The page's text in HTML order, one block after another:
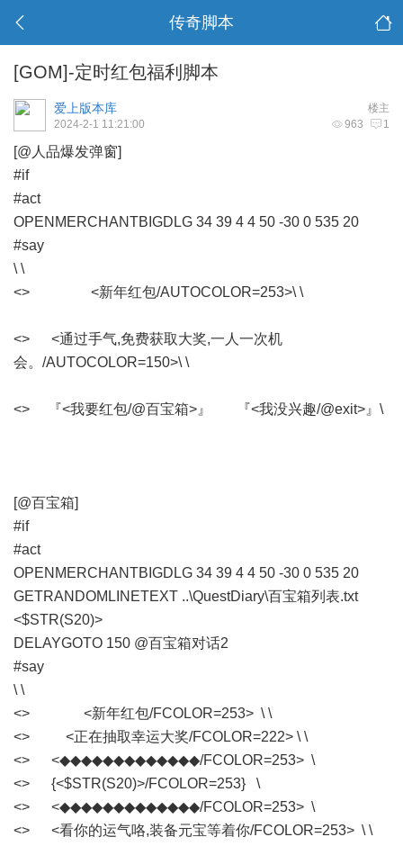
传奇脚本
[GOM]-定时红包福利脚本
楼主
爱上版本库
963 1
2024-2-1 11:21:00
[@人品爆发弹窗]
#if
#act
OPENMERCHANTBIGDLG 34 39 4 4 50 -30 0 535 20
#say
\ \
<> <新年红包/AUTOCOLOR=253>\ \
<> <通过手气,免费获取大奖,一人一次机
会。/AUTOCOLOR=150>\ \
<> 『<我要红包/@百宝箱>』 『<我没兴趣/@exit>』\
[@百宝箱]
#if
#act
OPENMERCHANTBIGDLG 34 39 4 4 50 -30 0 535 20
GETRANDOMLINETEXT ..\QuestDiary\百宝箱列表.txt
<$STR(S20)>
DELAYGOTO 150 @百宝箱对话2
#say
\ \
<> <新年红包/FCOLOR=253> \ \
<> <正在抽取幸运大奖/FCOLOR=222> \ \
<> <◆◆◆◆◆◆◆◆◆◆◆◆◆/FCOLOR=253> \
<> {<$STR(S20)>/FCOLOR=253} \
<> <◆◆◆◆◆◆◆◆◆◆◆◆◆/FCOLOR=253> \
<> <看你的运气咯,装备元宝等着你/FCOLOR=253> \ \